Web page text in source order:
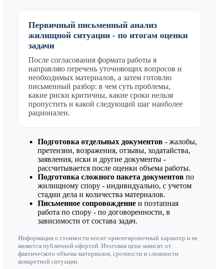
Первичный письменный анализ
жилищной ситуации - по итогам оценки
задачи
После согласования формата работы я
направляю перечень уточняющих вопросов и
необходимых материалов, а затем готовлю
письменный разбор: в чем суть проблемы,
какие риски критичны, какие сроки нельзя
пропустить и какой следующий шаг наиболее
рационален.
Подготовка отдельных документов - жалобы,
претензии, возражения, отзывы, ходатайства,
заявления, иски и другие документы -
рассчитывается после оценки объема работы.
Подготовка сложного пакета документов по
жилищному спору - индивидуально, с учетом
стадии дела и количества материалов.
Письменное сопровождение и поэтапная
работа по спору - по договоренности, в
зависимости от состава задач.
Информация о стоимости носит ориентировочный характер и не
является публичной офертой. Итоговая цена зависит от
фактического объема материалов, срочности и сложности
конкретной ситуации.